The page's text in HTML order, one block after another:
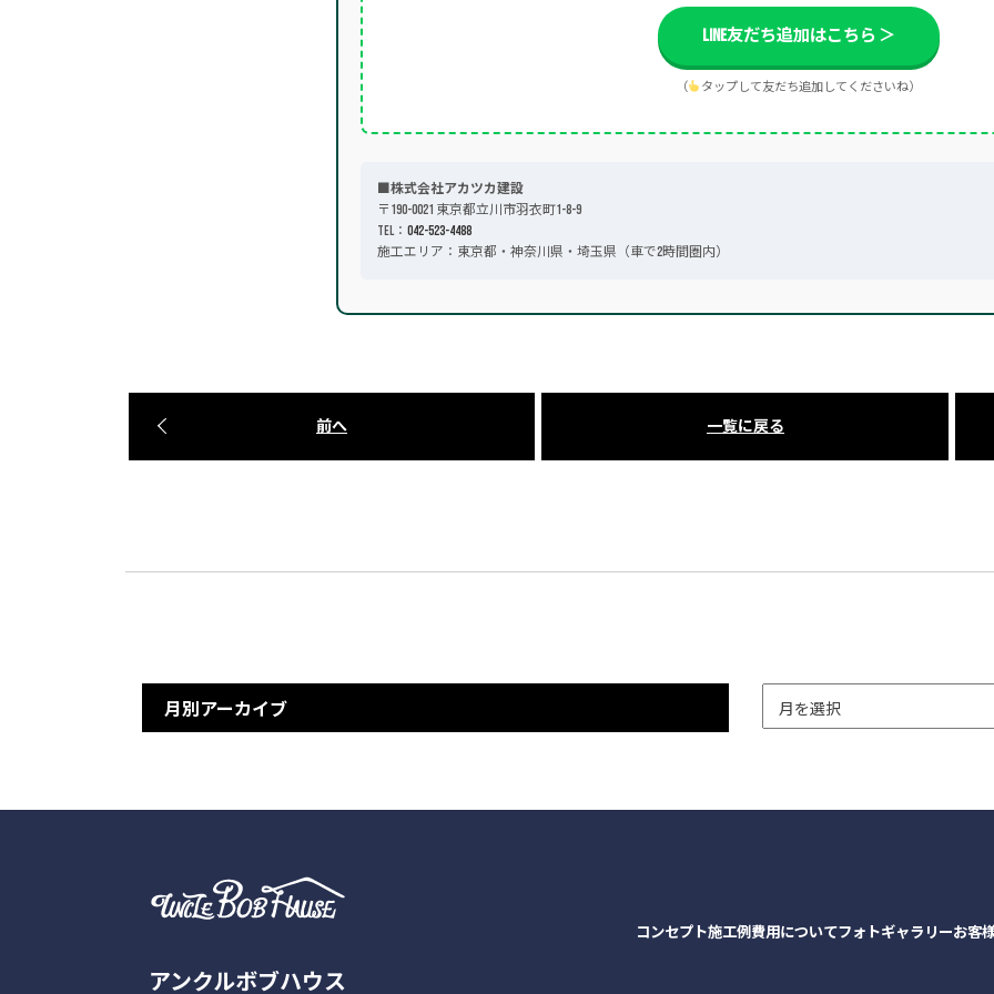
LINE友だち追加はこちら ＞
（ タップして友だち追加してくださいね）
■株式会社アカツカ建設
〒190-0021 東京都立川市羽衣町1-8-9
TEL： 042-523-4488
施工エリア：東京都・神奈川県・埼玉県（車で2時間圏内）
前へ 一覧に戻る
月別アーカイブ
アンクルボブハウス
コンセプト施工例費用についてフォトギャラリーお客